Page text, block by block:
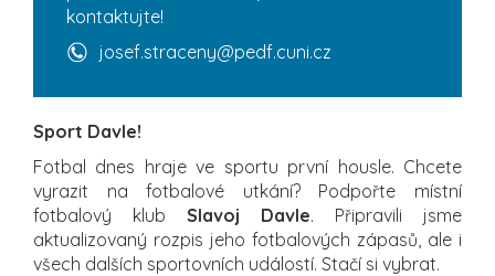
kontaktujte!
josef.straceny@pedf.cuni.cz
Sport Davle!
Fotbal dnes hraje ve sportu první housle. Chcete
vyrazit na fotbalové utkání? Podpořte místní
fotbalový klub Slavoj Davle. Připravili jsme
aktualizovaný rozpis jeho fotbalových zápasů, ale i
všech dalších sportovních událostí. Stačí si vybrat.